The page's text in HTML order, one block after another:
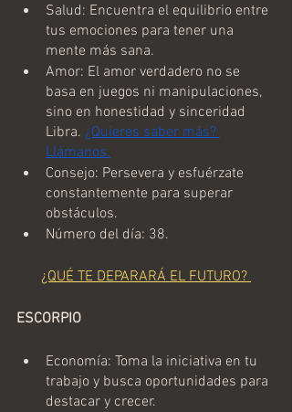
Salud: Encuentra el equilibrio entre
tus emociones para tener una
mente más sana.
Amor: El amor verdadero no se
basa en juegos ni manipulaciones,
sino en honestidad y sinceridad
Libra. ¿Quieres saber más?
Llámanos.
Consejo: Persevera y esfuérzate
constantemente para superar
obstáculos.
Número del día: 38.
¿QUÉ TE DEPARARÁ EL FUTURO?
ESCORPIO
Economía: Toma la iniciativa en tu
trabajo y busca oportunidades para
destacar y crecer.